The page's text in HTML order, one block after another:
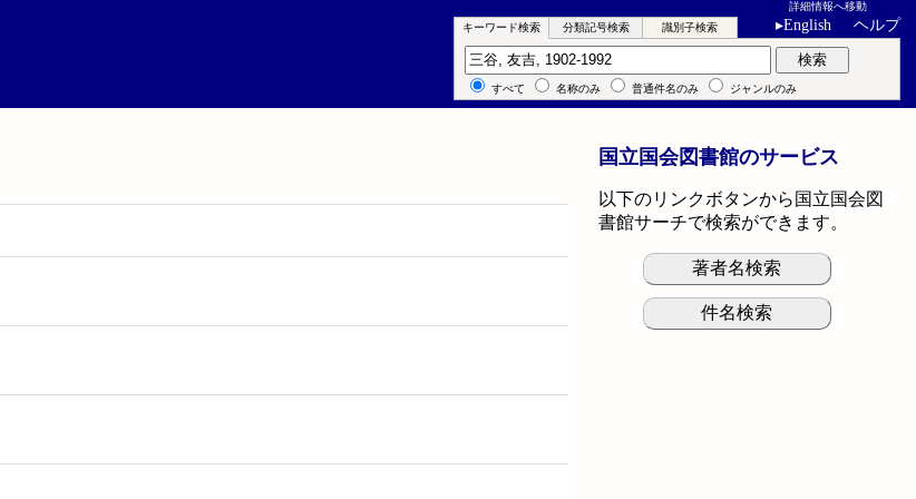
詳細情報へ移動
▸English ヘルプ
キーワード検索 分類記号検索 識別子検索
キーワード検索 検索
すべて 名称のみ 普通件名のみ ジャンルのみ
国立国会図書館のサービス
以下のリンクボタンから国立国会図
書館サーチで検索ができます。
著者名検索
件名検索